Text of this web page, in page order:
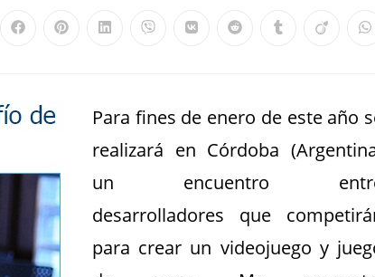
Para fines de enero de este año
realizará en Córdoba
un encuentro
desarrolladores que
para crear un videojuego y